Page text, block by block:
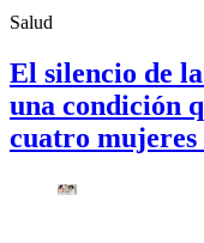
Salud
El silencio de
una condición
cuatro mujeres